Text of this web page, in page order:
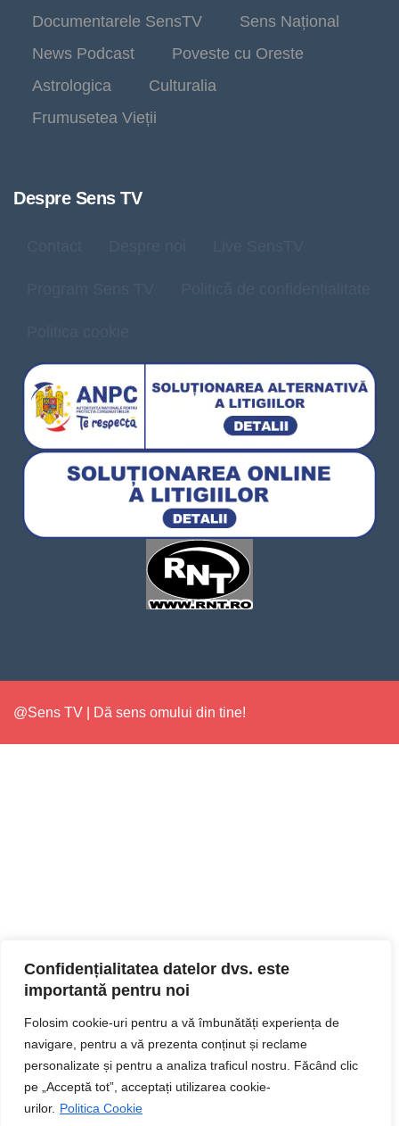
Confidențialitatea datelor dvs. este
importantă pentru noi
Folosim cookie-uri pentru a vă îmbunătăți experiența de
navigare, pentru a vă prezenta conținut și reclame
personalizate și pentru a analiza traficul nostru. Făcând clic
pe „Acceptă tot”, acceptați utilizarea cookie-
urilor. Politica Cookie
Documentarele SensTV
Sens Național
News Podcast
Poveste cu Oreste
Astrologica
Culturalia
Frumusetea Vieții
Despre Sens TV
@Sens TV | Dă sens omului din tine!